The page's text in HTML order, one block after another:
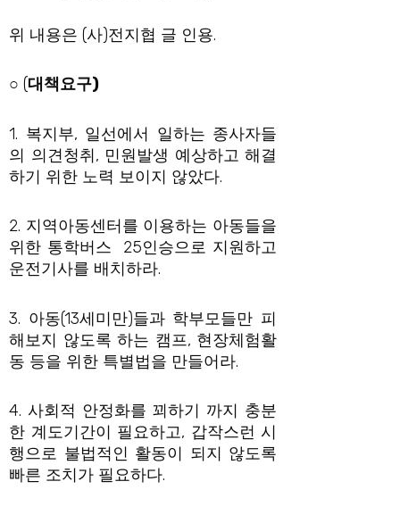
위 내용은 (사)전지협 글 인용.
○ (대책요구)
1. 복지부, 일선에서 일하는 종사자들
의 의견청취, 민원발생 예상하고 해결
하기 위한 노력 보이지 않았다.
2. 지역아동센터를 이용하는 아동들을
위한 통학버스 25인승으로 지원하고
운전기사를 배치하라.
3. 아동(13세미만)들과 학부모들만 피
해보지 않도록 하는 캠프, 현장체험활
동 등을 위한 특별법을 만들어라.
4. 사회적 안정화를 꾀하기 까지 충분
한 계도기간이 필요하고, 갑작스런 시
행으로 불법적인 활동이 되지 않도록
빠른 조치가 필요하다.